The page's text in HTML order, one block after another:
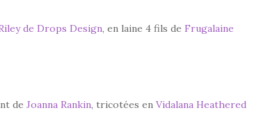
de Drops Design, en laine 4 fils de Frugalaine
de Joanna Rankin, tricotées en Vidalana Heathered